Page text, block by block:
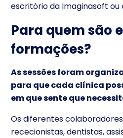
escritório da Imaginasoft ou
Para quem são
formações?
As sessões foram
para que cada clínica
em que sente que
Os diferentes
rececionistas, dentistas,